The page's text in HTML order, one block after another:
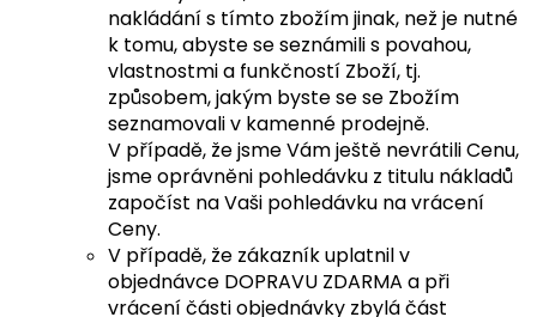
nakládání s tímto zbožím jinak, než je nutné
k tomu, abyste se seznámili s povahou,
vlastnostmi a funkčností Zboží, tj.
způsobem, jakým byste se se Zbožím
seznamovali v kamenné prodejně.
V případě, že jsme Vám ještě nevrátili Cenu,
jsme oprávněni pohledávku z titulu nákladů
započíst na Vaši pohledávku na vrácení
Ceny.
V případě, že zákazník uplatnil v
objednávce DOPRAVU ZDARMA a při
vrácení části objednávky zbylá část